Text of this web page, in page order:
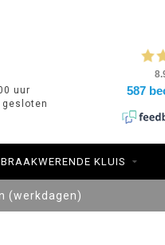
uur
KLUIS
(werkdagen)